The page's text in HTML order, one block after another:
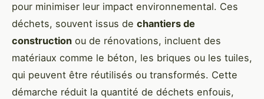
pour minimiser leur impact environnemental. Ces
déchets, souvent issus de chantiers de
construction ou de rénovations, incluent des
matériaux comme le béton, les briques ou les tuiles,
qui peuvent être réutilisés ou transformés. Cette
démarche réduit la quantité de déchets enfouis,